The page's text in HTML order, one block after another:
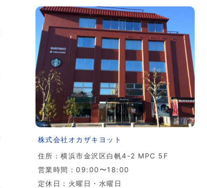
株式会社オカザキヨット
住所：横浜市金沢区白帆4-2 MPC 5F
営業時間：09:00〜18:00
定休日：火曜日・水曜日